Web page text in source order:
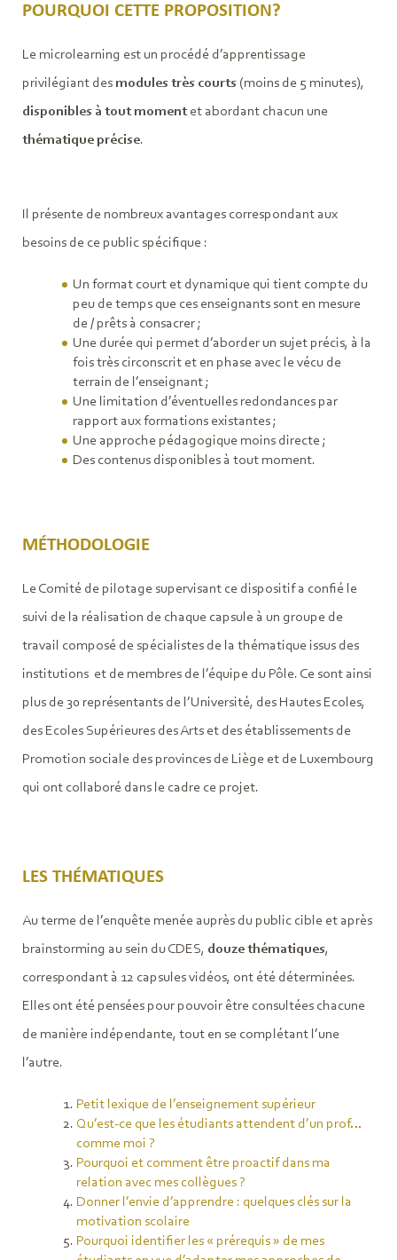
POURQUOI CETTE PROPOSITION?
Le microlearning est un procédé d’apprentissage
privilégiant des modules très courts (moins de 5 minutes),
disponibles à tout momentet abordant chacun une
thématique précise.
Il présente de nombreux avantages correspondant aux
besoins de ce public spécifique :
Un format court et dynamique qui tient compte du
peu de temps que ces enseignants sont en mesure
de / prêts à consacrer ;
Une durée qui permet d’aborder un sujet précis, à la
fois très circonscrit et en phase avec le vécu de
terrain de l’enseignant ;
Une limitation d’éventuelles redondances par
rapport aux formations existantes ;
Une approche pédagogique moins directe ;
Des contenus disponibles à tout moment.
MÉTHODOLOGIE
Le Comité de pilotage supervisant ce dispositif a confié le
suivi de la réalisation de chaque capsule à un groupe de
travail composé de spécialistes de la thématique issus des
institutions et de membres de l’équipe du Pôle. Ce sont ainsi
plus de 30 représentants de l’Université, des Hautes Ecoles,
des Ecoles Supérieures des Arts et des établissements de
Promotion sociale des provinces de Liège et de Luxembourg
qui ont collaboré dans le cadre ce projet.
LES THÉMATIQUES
Au terme de l’enquête menée auprès du public cible et après
brainstorming au sein du CDES, douze thématiques,
correspondant à 12 capsules vidéos, ont été déterminées.
Elles ont été pensées pour pouvoir être consultées chacune
de manière indépendante, tout en se complétant l’une
l’autre.
Petit lexique de l’enseignement supérieur
Qu’est-ce que les étudiants attendent d’un prof…
comme moi ?
Pourquoi et comment être proactif dans ma
relation avec mes collègues ?
Donner l’envie d’apprendre : quelques clés sur la
motivation scolaire
Pourquoi identifier les « prérequis » de mes